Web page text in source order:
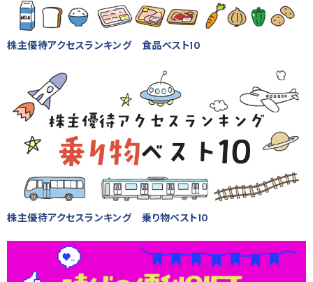
株主優待アクセスランキング 食品ベスト10
株主優待アクセスランキング 乗り物ベスト10